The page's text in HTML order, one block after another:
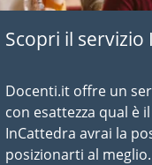
Scopri il servizio
Docenti.it offre un
con esattezza qual è
InCattedra avrai la
posizionarti al meglio.